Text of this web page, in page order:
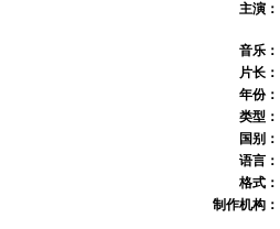
主演：
音乐：
片长：
年份：
类型：
国别：
语言：
格式：
制作机构：